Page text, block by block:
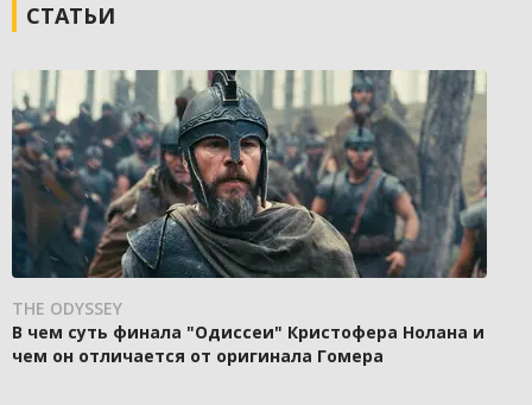
СТАТЬИ
THE ODYSSEY
В чем суть финала "Одиссеи" Кристофера Нолана и
чем он отличается от оригинала Гомера